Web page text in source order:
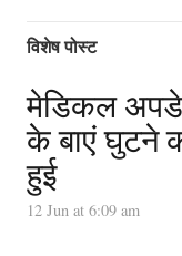
विशेष पोस्ट
मेडिकल
के बाएं घुटने
हुई
12 Jun at 6:09 am